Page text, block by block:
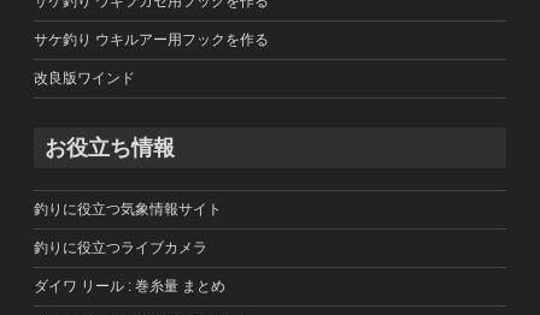
サケ釣り ウキルアー用フックを作る
改良版ワインド
お役立ち情報
釣りに役立つ気象情報サイト
釣りに役立つライブカメラ
ダイワ リール : 巻糸量 まとめ